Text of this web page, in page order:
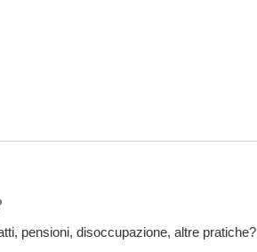
pensioni, disoccupazione, altre pratiche?